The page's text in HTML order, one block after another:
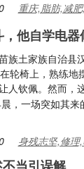
重庆,脂肪,减
他自学电
族土家族自治县
轮椅上，熟练地
人钦佩。然而，
，一场突如其
身残志坚,修理